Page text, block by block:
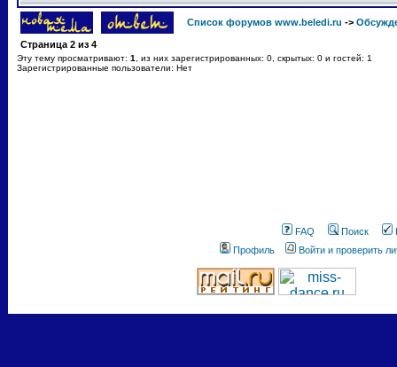
Список форумов www.beledi.ru ->
Страница 2 из 4
Эту тему просматривают: 1
, из них зарегистрированных: 0, скрытых: 0 и гостей: 1
Зарегистрированные пользователи: Нет
FAQ Поиск
Профиль
Войти и проверить